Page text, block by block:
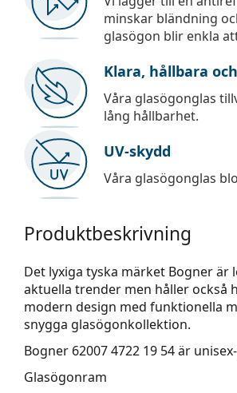
minskar bländning
glasögon blir enkla
Klara, hållbara
Våra glasögonglas
lång hållbarhet.
UV-skydd
Våra glasögonglas
Produktbeskrivning
Det lyxiga tyska märket Bogner
aktuella trender men håller också
modern design med funktionella
snygga glasögonkollektion.
Bogner 62007 4722 19 54är
Glasögonram